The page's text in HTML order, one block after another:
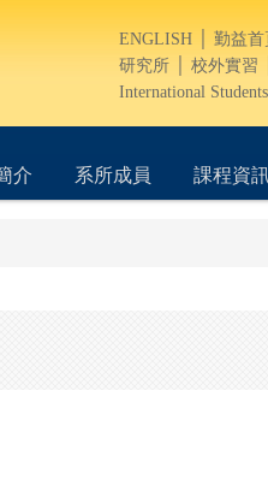
ENGLISH 勤益首
研究所
校外實習
International Students
介 系所成員 課程資